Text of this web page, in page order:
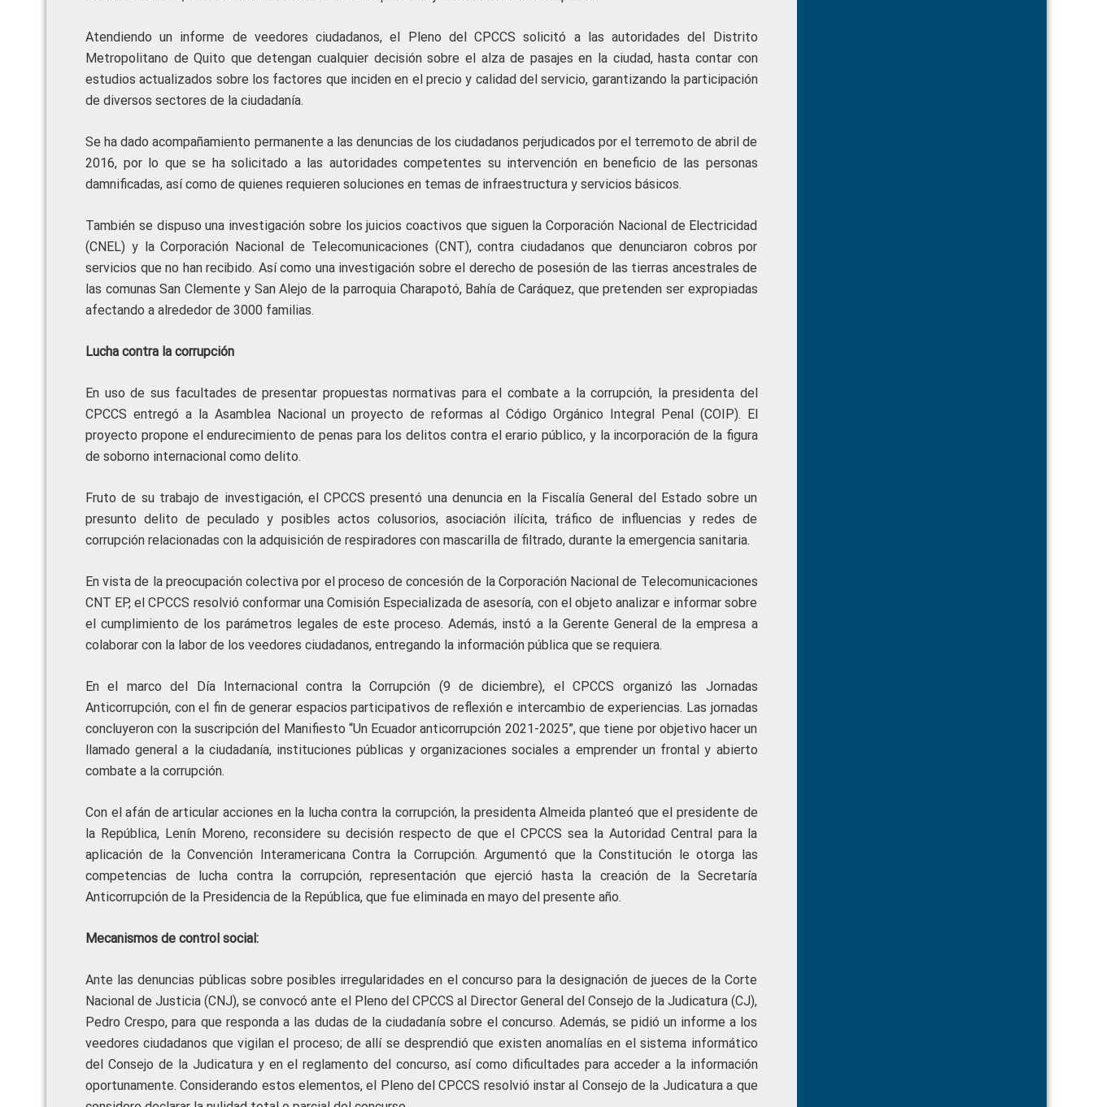
Atendiendo un informe de veedores ciudadanos, el Pleno del CPCCS solicitó a las autoridades del Distrito
Metropolitano de Quito que detengan cualquier decisión sobre el alza de pasajes en la ciudad, hasta contar con
estudios actualizados sobre los factores que inciden en el precio y calidad del servicio, garantizando la participación
de diversos sectores de la ciudadanía.
Se ha dado acompañamiento permanente a las denuncias de los ciudadanos perjudicados por el terremoto de abril de
2016, por lo que se ha solicitado a las autoridades competentes su intervención en beneficio de las personas
damnificadas, así como de quienes requieren soluciones en temas de infraestructura y servicios básicos.
También se dispuso una investigación sobre los juicios coactivos que siguen la Corporación Nacional de Electricidad
(CNEL) y la Corporación Nacional de Telecomunicaciones (CNT), contra ciudadanos que denunciaron cobros por
servicios que no han recibido. Así como una investigación sobre el derecho de posesión de las tierras ancestrales de
las comunas San Clemente y San Alejo de la parroquia Charapotó, Bahía de Caráquez, que pretenden ser expropiadas
afectando a alrededor de 3000 familias.
Lucha contra la corrupción
En uso de sus facultades de presentar propuestas normativas para el combate a la corrupción, la presidenta del
CPCCS entregó a la Asamblea Nacional un proyecto de reformas al Código Orgánico Integral Penal (COIP). El
proyecto propone el endurecimiento de penas para los delitos contra el erario público, y la incorporación de la figura
de soborno internacional como delito.
Fruto de su trabajo de investigación, el CPCCS presentó una denuncia en la Fiscalía General del Estado sobre un
presunto delito de peculado y posibles actos colusorios, asociación ilícita, tráfico de influencias y redes de
corrupción relacionadas con la adquisición de respiradores con mascarilla de filtrado, durante la emergencia sanitaria.
En vista de la preocupación colectiva por el proceso de concesión de la Corporación Nacional de Telecomunicaciones
CNT EP, el CPCCS resolvió conformar una Comisión Especializada de asesoría, con el objeto analizar e informar sobre
el cumplimiento de los parámetros legales de este proceso. Además, instó a la Gerente General de la empresa a
colaborar con la labor de los veedores ciudadanos, entregando la información pública que se requiera.
En el marco del Día Internacional contra la Corrupción (9 de diciembre), el CPCCS organizó las Jornadas
Anticorrupción, con el fin de generar espacios participativos de reflexión e intercambio de experiencias. Las jornadas
concluyeron con la suscripción del Manifiesto “Un Ecuador anticorrupción 2021-2025”, que tiene por objetivo hacer un
llamado general a la ciudadanía, instituciones públicas y organizaciones sociales a emprender un frontal y abierto
combate a la corrupción.
Con el afán de articular acciones en la lucha contra la corrupción, la presidenta Almeida planteó que el presidente de
la República, Lenín Moreno, reconsidere su decisión respecto de que el CPCCS sea la Autoridad Central para la
aplicación de la Convención Interamericana Contra la Corrupción. Argumentó que la Constitución le otorga las
competencias de lucha contra la corrupción, representación que ejerció hasta la creación de la Secretaría
Anticorrupción de la Presidencia de la República, que fue eliminada en mayo del presente año.
Mecanismos de control social:
Ante las denuncias públicas sobre posibles irregularidades en el concurso para la designación de jueces de la Corte
Nacional de Justicia (CNJ), se convocó ante el Pleno del CPCCS al Director General del Consejo de la Judicatura (CJ),
Pedro Crespo, para que responda a las dudas de la ciudadanía sobre el concurso. Además, se pidió un informe a los
veedores ciudadanos que vigilan el proceso; de allí se desprendió que existen anomalías en el sistema informático
del Consejo de la Judicatura y en el reglamento del concurso, así como dificultades para acceder a la información
oportunamente. Considerando estos elementos, el Pleno del CPCCS resolvió instar al Consejo de la Judicatura a que